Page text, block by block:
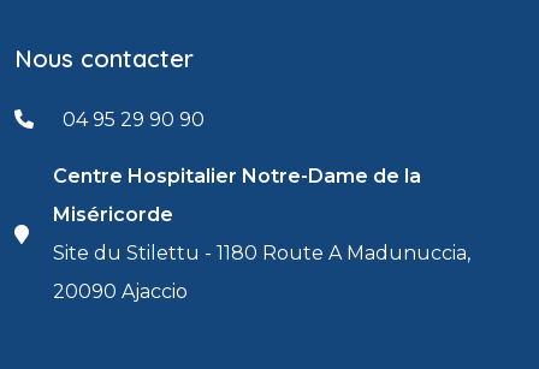
Nous contacter
04 95 29 90 90
Centre Hospitalier Notre-Dame de la
Miséricorde
Site du Stilettu - 1180 Route A Madunuccia,
20090 Ajaccio